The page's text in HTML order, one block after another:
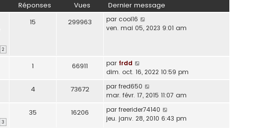
Réponses Vues Dernier message
2
15 299963 par cool16
ven. mai 05, 2023 9:01 am
1 66911 par frdd
dim. oct. 16, 2022 10:59 pm
4 73672 par fred650
mar. févr. 17, 2015 11:07 am
3
35 16206 par freerider74140
jeu. janv. 28, 2010 6:43 pm